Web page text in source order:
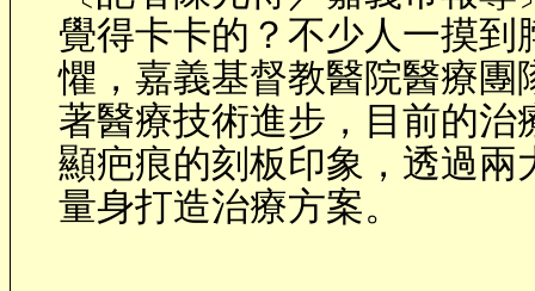
覺得卡卡的？不少人一摸
懼，嘉義基督教醫院醫療
著醫療技術進步，目前的
顯疤痕的刻板印象，透過
量身打造治療方案。